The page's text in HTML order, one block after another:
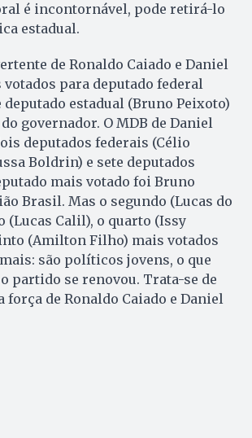
é incontornável, pode retirá-lo
estadual.
de Ronaldo Caiado e Daniel
para deputado federal
deputado estadual (Bruno Peixoto)
governador. O MDB de Daniel
deputados federais (Célio
Boldrin) e sete deputados
mais votado foi Bruno
Brasil. Mas o segundo (Lucas do
(Lucas Calil), o quarto (Issy
(Amilton Filho) mais votados
são políticos jovens, o que
partido se renovou. Trata-se de
força de Ronaldo Caiado e Daniel